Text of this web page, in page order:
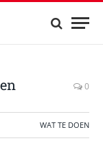
0
WAT TE DOEN